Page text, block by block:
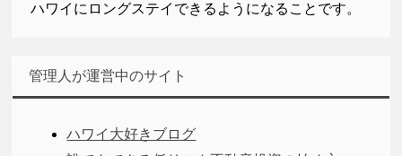
ハワイにロングステイできるようになることです。
管理人が運営中のサイト
ハワイ大好きブログ